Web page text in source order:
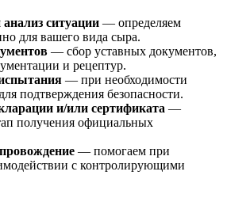
ситуации — определяем
для вашего вида сыра.
— сбор уставных документов,
и рецептур.
— при необходимости
подтверждения безопасности.
и/или сертификата —
получения официальных
— помогаем при
с контролирующими